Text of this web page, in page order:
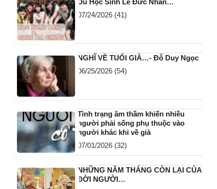
Du Học Sinh Lê Đức Nhân…
07/24/2026 (41)
NGHĨ VỀ TUỔI GIÀ…- Đỗ Duy Ngọc
06/25/2026 (54)
Tình trạng âm thầm khiến nhiều
người phải sống phụ thuộc vào
người khác khi về già
07/01/2026 (32)
NHỮNG NĂM THÁNG CÒN LẠI CỦA
ĐỜI NGƯỜI…